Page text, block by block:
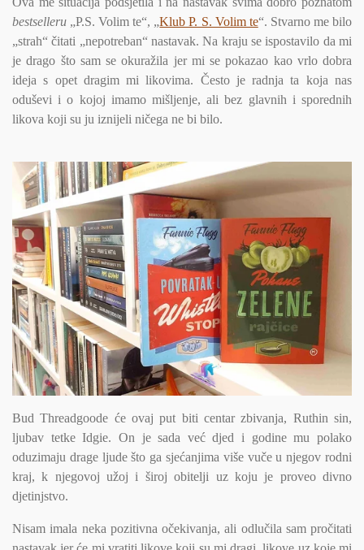
bestselleru „P.S. Volim te“, „Klub P. S. Volim te“. Stvarno me bilo
„strah“ čitati „nepotreban“ nastavak. Na kraju se ispostavilo da mi
je drago što sam se okuražila jer mi se pokazao kao vrlo dobra
ideja s opet dragim mi likovima. Često je radnja ta koja nas
oduševi i o kojoj imamo mišljenje, ali bez glavnih i sporednih
likova koji su ju iznijeli ničega ne bi bilo.
Bud Threadgoode će ovaj put biti centar zbivanja, Ruthin sin,
ljubav tetke Idgie. On je sada već djed i godine mu polako
oduzimaju drage ljude što ga sjećanjima više vuče u njegov rodni
kraj, k njegovoj užoj i široj obitelji uz koju je proveo divno
djetinjstvo.
Nisam imala neka pozitivna očekivanja, ali odlučila sam pročitati